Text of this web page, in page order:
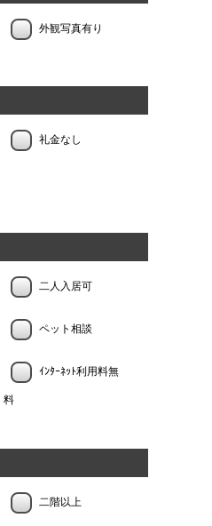
外観写真有り
礼金なし
二人入居可
ペット相談
ｲﾝﾀｰﾈｯﾄ利用料無
料
二階以上